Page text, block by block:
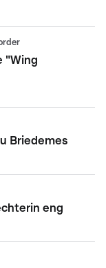
"Wing
Briedemes
eng